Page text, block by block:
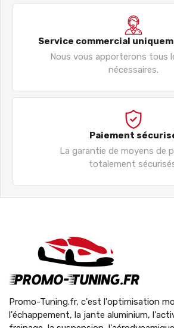
Service commercial
Nous vous apporterons tous
nécessaires.
Paiement
La garantie de moyens de
totalement
Promo-Tuning.fr, c'est l'optimisation
l'échappement, la jante aluminium,